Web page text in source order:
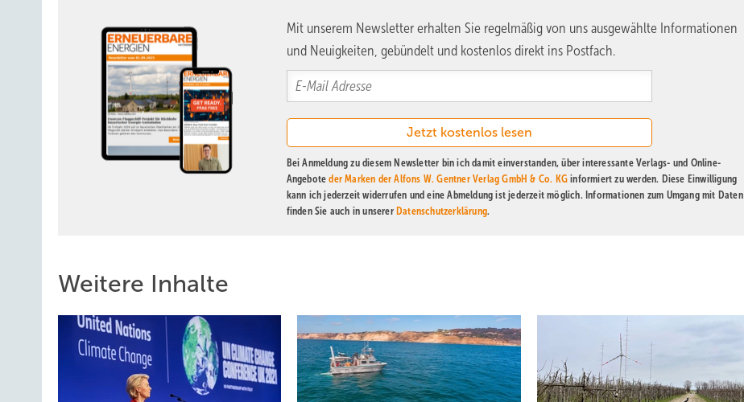
Mit unserem Newsletter erhalten Sie regelmäßig von uns ausgewählte Informationen
und Neuigkeiten, gebündelt und kostenlos direkt ins Postfach.
Bei Anmeldung zu diesem Newsletter bin ich damit einverstanden, über interessante Verlags- und Online-
Angeboteder Marken der Alfons W. Gentner Verlag GmbH & Co. KG informiert zu werden. Diese Einwilligung
kann ich jederzeit widerrufen und eine Abmeldung ist jederzeit möglich. Informationen zum Umgang mit Daten
finden Sie auch in unserer Datenschutzerklärung.
Weitere Inhalte